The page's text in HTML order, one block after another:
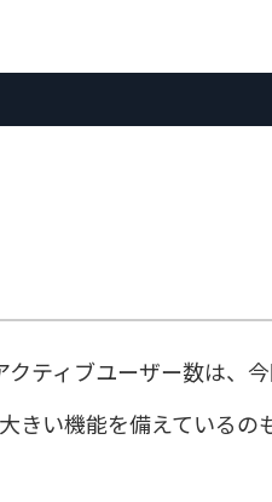
ティブユーザー数は、
い機能を備えているの